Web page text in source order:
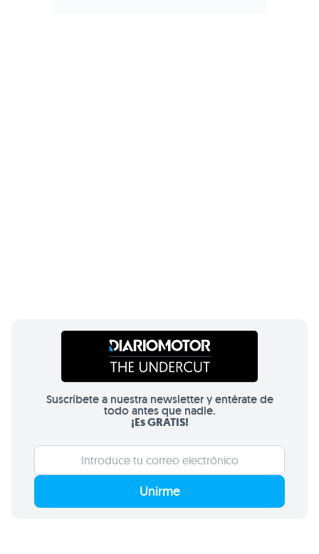
Suscríbete a nuestra newsletter y entérate de
todo antes que nadie.
¡Es GRATIS!
Unirme